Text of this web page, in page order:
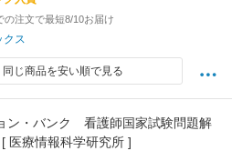
の注文で最短8/10お届け
クス
同じ商品を安い順で見る
ン・バンク 看護師国家試験問題解
療情報科学研究所 ]